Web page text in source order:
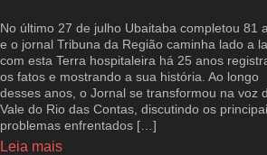
No último 27 de julho Ubaitaba completou 81
e o jornal Tribuna da Região caminha lado a
com esta Terra hospitaleira há 25 anos
os fatos e mostrando a sua história. Ao longo
desses anos, o Jornal se transformou na voz
Vale do Rio das Contas, discutindo os
problemas enfrentados […]
Leia mais